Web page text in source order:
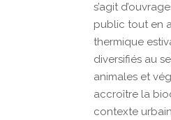
s’agit
public tout en
thermique
diversifiés au
animales et
accroître la
contexte